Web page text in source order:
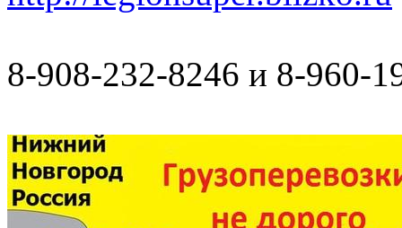
8-908-232-8246 и 8-960-